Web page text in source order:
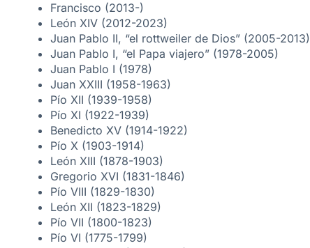
Francisco (2013-)
León XIV (2012-2023)
Juan Pablo II, “el rottweiler de Dios” (2005-2013)
Juan Pablo I, “el Papa viajero” (1978-2005)
Juan Pablo I (1978)
Juan XXIII (1958-1963)
Pío XII (1939-1958)
Pío XI (1922-1939)
Benedicto XV (1914-1922)
Pío X (1903-1914)
León XIII (1878-1903)
Gregorio XVI (1831-1846)
Pío VIII (1829-1830)
León XII (1823-1829)
Pío VII (1800-1823)
Pío VI (1775-1799)